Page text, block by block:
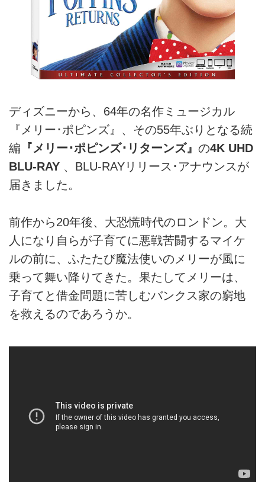
ディズニーから、64年の名作ミュージカル
『メリー･ポピンズ』、その55年ぶりとなる続
編 『メリー･ポピンズ･リターンズ』 の4K UHD
BLU-RAY 、BLU-RAYリリース･アナウンスが
届きました。
前作から20年後、大恐慌時代のロンドン。大
人になり自らが子育てに悪戦苦闘するマイケ
ルの前に、ふたたび魔法使いのメリーが風に
乗って舞い降りてきた。果たしてメリーは、
子育てと借金問題に苦しむバンクス家の窮地
を救えるのであろうか。